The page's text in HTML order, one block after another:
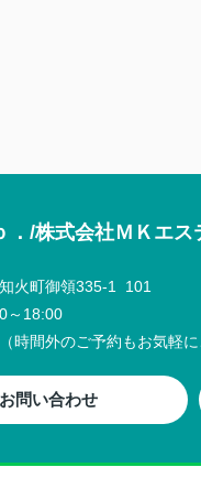
．/株式会社ＭＫエス
火町御領335-1 101
～18:00
時間外のご予約もお気軽に
お問い合わせ